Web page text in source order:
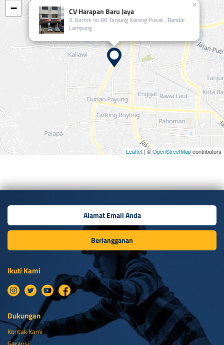
CV Harapan Baru Jaya
Jl. Kartini no.86 Tanjung Karang Pusat , Bandar
Lampung
×
−
Leaflet | ©OpenStreetMapcontributors
Berlangganan
Ikuti Kami
Dukungan
Kontak Kami